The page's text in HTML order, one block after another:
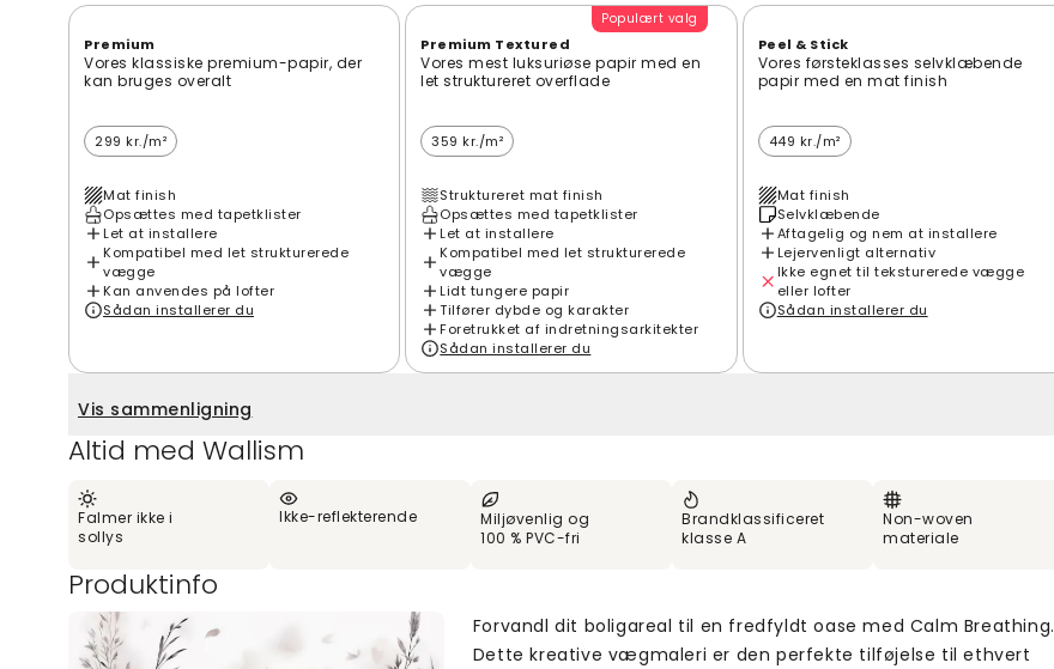
Premium
Vores klassiske premium-papir, der
kan bruges overalt
299 kr./m²
Mat finish
Opsættes med tapetklister
Let at installere
Kompatibel med let strukturerede
vægge
Kan anvendes på lofter
Sådan installerer du
Populært valg
Premium Textured
Vores mest luksuriøse papir med en
let struktureret overflade
359 kr./m²
Struktureret mat finish
Opsættes med tapetklister
Let at installere
Kompatibel med let strukturerede
vægge
Lidt tungere papir
Tilfører dybde og karakter
Foretrukket af indretningsarkitekter
Sådan installerer du
Peel & Stick
Vores førsteklasses selvklæbende
papir med en mat finish
449 kr./m²
Mat finish
Selvklæbende
Aftagelig og nem at installere
Lejervenligt alternativ
Ikke egnet til teksturerede vægge
eller lofter
Sådan installerer du
Vis sammenligning
Altid med Wallism
Falmer ikke i
sollys
Ikke-reflekterende
Miljøvenlig og
100 % PVC-fri
Brandklassificeret
klasse A
Non-woven
materiale
Produktinfo
Forvandl dit boligareal til en fredfyldt oase med Calm Breathing.
Dette kreative vægmaleri er den perfekte tilføjelse til ethvert